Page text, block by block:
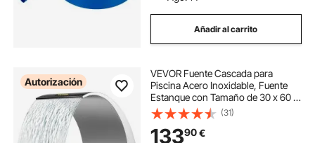
Añadir al carrito
Autorización
VEVOR Fuente Cascada para
Piscina Acero Inoxidable, Fuente
Estanque con Tamaño de 30 x 60 x
45 cm, Fuentes de Piscina de Plata,
Diseño Curvo, Alta Resistencia para
Estanque de Jardín o Piscinas
(31)
13390€